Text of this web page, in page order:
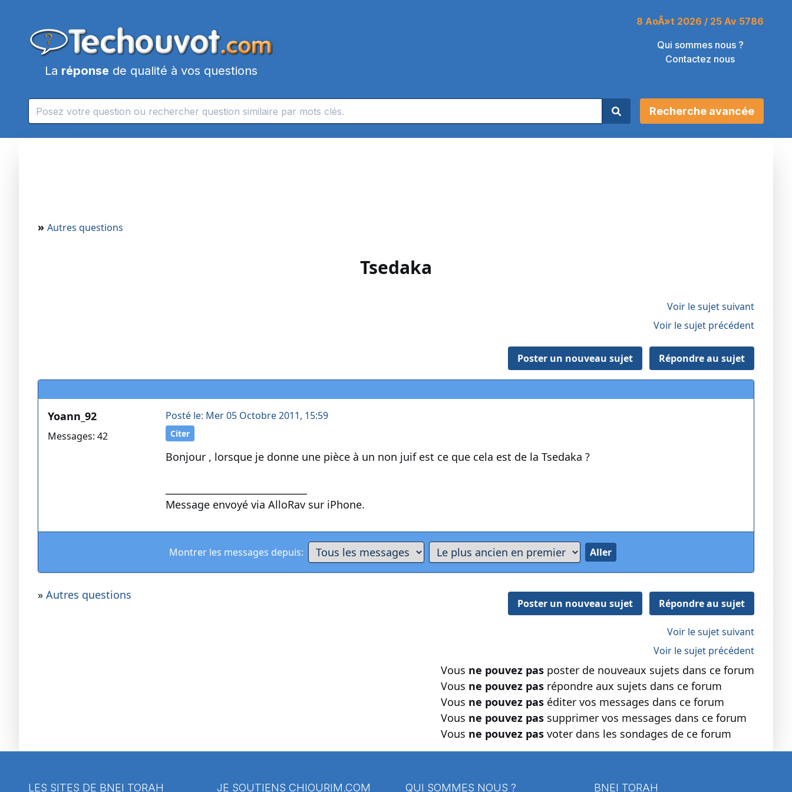
La réponse de qualité à vos questions
8 AoÃ»t 2026 / 25 Av 5786
Qui sommes nous ?
Contactez nous
Recherche avancée
» Autres questions
Tsedaka
Voir le sujet suivant
Voir le sujet précédent
Poster un nouveau sujet Répondre au sujet
Yoann_92
Messages: 42
Posté le: Mer 05 Octobre 2011, 15:59
Citer
Bonjour , lorsque je donne une pièce à un non juif est ce que cela est de la Tsedaka ?
Message envoyé via AlloRav sur iPhone.
Montrer les messages depuis:
» Autres questions
Poster un nouveau sujet Répondre au sujet
Voir le sujet suivant
Voir le sujet précédent
Vous ne pouvez pas poster de nouveaux sujets dans ce forum
Vous ne pouvez pas répondre aux sujets dans ce forum
Vous ne pouvez pas éditer vos messages dans ce forum
Vous ne pouvez pas supprimer vos messages dans ce forum
Vous ne pouvez pas voter dans les sondages de ce forum
LES SITES DE BNEI TORAH JE SOUTIENS CHIOURIM.COM QUI SOMMES NOUS ? BNEI TORAH